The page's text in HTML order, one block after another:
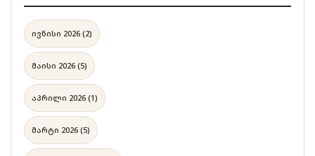
ივნისი 2026 (2)
მაისი 2026 (5)
აპრილი 2026 (1)
მარტი 2026 (5)